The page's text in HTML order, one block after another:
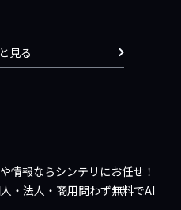
見る
情報ならシンテリにお任せ！
・法人・商用問わず無料でAI